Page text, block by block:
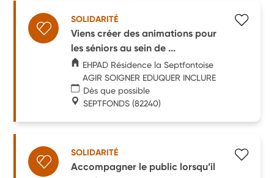
SOLIDARITÉ
Viens créer des animations pour
les séniors au sein de ...
EHPAD Résidence la Septfontoise
AGIR SOIGNER EDUQUER INCLURE
Dès que possible
SEPTFONDS (82240)
SOLIDARITÉ
Accompagner le public lorsqu’il